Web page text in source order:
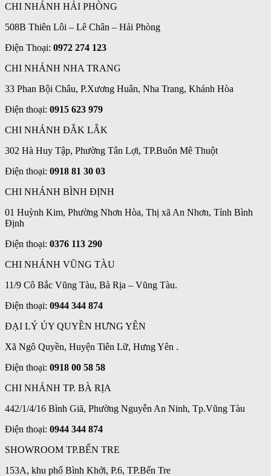
CHI NHÁNH HẢI PHÒNG
508B Thiên Lôi – Lê Chân – Hải Phòng
Điện Thoại: 0972 274 123
CHI NHÁNH NHA TRANG
33 Phan Bội Châu, P.Xương Huân, Nha Trang, Khánh Hòa
Điện thoại: 0915 623 979
CHI NHÁNH ĐẮK LẮK
302 Hà Huy Tập, Phường Tân Lợi, TP.Buôn Mê Thuột
Điện thoại: 0918 81 30 03
CHI NHÁNH BÌNH ĐỊNH
01 Huỳnh Kim, Phường Nhơn Hòa, Thị xã An Nhơn, Tỉnh Bình
Định
Điện thoại: 0376 113 290
CHI NHÁNH VŨNG TÀU
11/9 Cô Bắc Vũng Tàu, Bà Rịa – Vũng Tàu.
Điện thoại: 0944 344 874
ĐẠI LÝ ỦY QUYỀN HƯNG YÊN
Xã Ngô Quyền, Huyện Tiên Lữ, Hưng Yên .
Điện thoại: 0918 00 58 58
CHI NHÁNH TP. BÀ RỊA
442/1/4/16 Bình Giã, Phường Nguyễn An Ninh, Tp.Vũng Tàu
Điện thoại: 0944 344 874
SHOWROOM TP.BẾN TRE
153A, khu phố Bình Khởi, P.6, TP.Bến Tre